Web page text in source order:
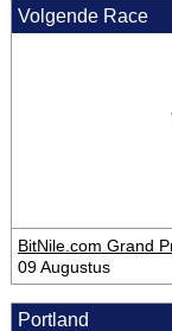
Volgende Race
BitNile.com Grand
09 Augustus
Portland